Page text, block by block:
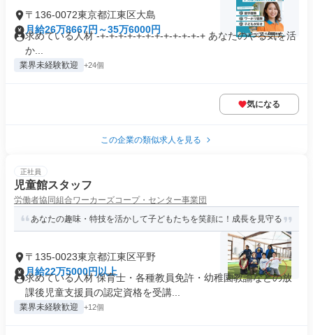
〒136-0072東京都江東区大島
月給26万8667円～35万6000円
求めている人材 -+-+-+-+-+-+-+-+-+-+-+-+ あなたのやる気を活
か...
業界未経験歓迎 +24個
気になる
この企業の類似求人を見る
正社員
児童館スタッフ
労働者協同組合ワーカーズコープ・センター事業団
あなたの趣味・特技を活かして子どもたちを笑顔に！成長を見守る
〒135-0023東京都江東区平野
月給22万5000円以上
求めている人材 保育士・各種教員免許・幼稚園教諭などの放
課後児童支援員の認定資格を受講...
業界未経験歓迎 +12個